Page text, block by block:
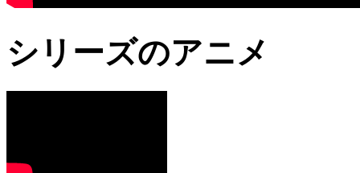
シリーズのアニメ